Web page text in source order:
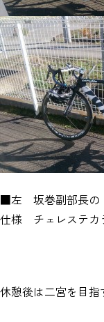
■左 坂巻副部長の
仕様 チェレステカ
休憩後は二宮を目指